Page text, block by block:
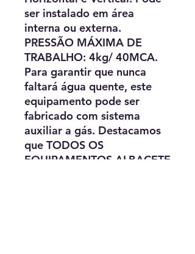
ser instalado em área
interna ou externa.
PRESSÃO MÁXIMA DE
TRABALHO: 4kg/ 40MCA.
Para garantir que nunca
faltará água quente, este
equipamento pode ser
fabricado com sistema
auxiliar a gás. Destacamos
que TODOS OS
EQUIPAMENTOS ALBACETE